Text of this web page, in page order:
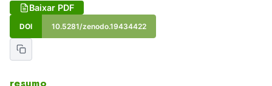
Baixar PDF
DOI 10.5281/zenodo.19434422
resumo